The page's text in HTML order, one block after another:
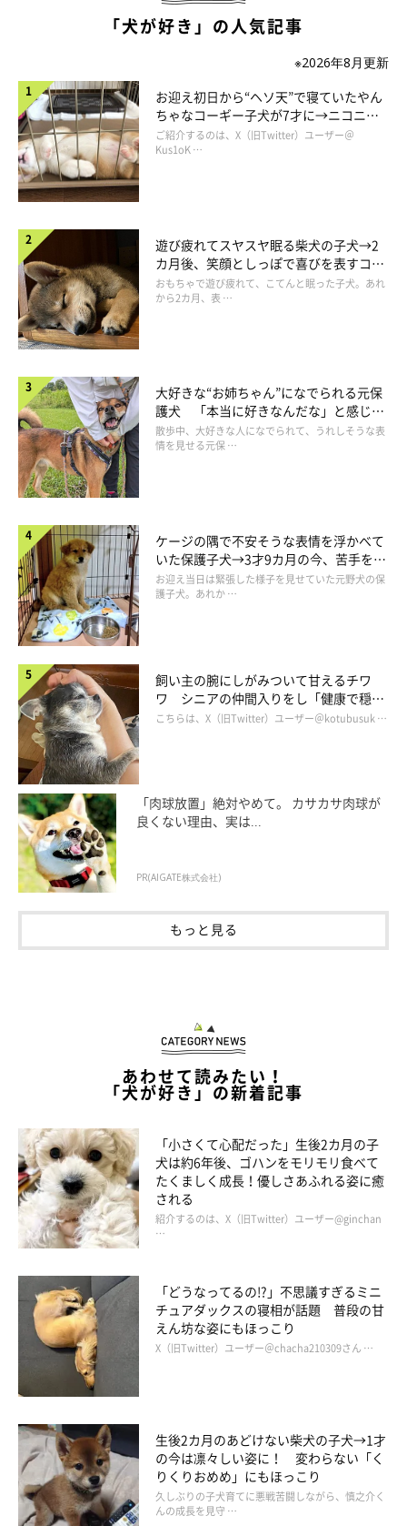
た。この行動は普段からよくします！」
抜き足差し足でゆっくりと近づき、飼い主さんが起きないか確認
しながらこっそりボールをゲットしたはるちゃん。飼い主さんは
このときのはるちゃんの心境について、「一緒に遊んでいる途中
で私が寝ていることに気がつき、今なら手からボールを取れる！
と思って作戦を決行したのでは」と分析していました。
はるちゃんについて、もっと詳しく知りた
い！
愛らしいはるちゃんの普段の様子についても、詳しく聞いてみま
飼い主さん：
「普段は静かでおとなしいですが、遊ぶとガラッと変わって大は
しゃぎします。運動が大好きで、気が済むまでボール投げをしな
いとお散歩から帰ってくれません。食いしん坊なところもあり、
す」
ボール遊びが好きだというはるちゃん。今回の動画でも、飼い主
さんが持っていたボールがどうしてもほしかったのかもしれませ
んね。
「犬が好き」の人気記事
※2026年8月更新
お迎え初日から“ヘソ天”で寝ていたやん
ちゃなコーギー子犬が7才に→ニコニ
コ“コーギースマイル”が魅力のコに成
長！
ご紹介するのは、X（旧Twitter）ユーザー＠
Kus1oK …
遊び疲れてスヤスヤ眠る柴犬の子犬→2
カ月後、笑顔としっぽで喜びを表すコに
成長！
おもちゃで遊び疲れて、こてんと眠った子犬。あれ
から2カ月、表 …
大好きな“お姉ちゃん”になでられる元保
護犬 「本当に好きなんだな」と感じる
表情にほっこり
散歩中、大好きな人になでられて、うれしそうな表
情を見せる元保 …
ケージの隅で不安そうな表情を浮かべて
いた保護子犬→3才9カ月の今、苦手を克
服し頼もしいコに成長！
お迎え当日は緊張した様子を見せていた元野犬の保
護子犬。あれか …
飼い主の腕にしがみついて甘えるチワ
ワ シニアの仲間入りをし「健康で穏や
かな暮らしが続いてほしい」と願う
こちらは、X（旧Twitter）ユーザー＠kotubusuk …
「肉球放置」絶対やめて。 カサカサ肉球が
良くない理由、実は...
PR(AIGATE株式会社)
もっと見る
あわせて読みたい！
「犬が好き」の新着記事
「小さくて心配だった」生後2カ月の子
犬は約6年後、ゴハンをモリモリ食べて
たくましく成長！優しさあふれる姿に癒
される
紹介するのは、X（旧Twitter）ユーザー@ginchan
…
「どうなってるの!?」不思議すぎるミニ
チュアダックスの寝相が話題 普段の甘
えん坊な姿にもほっこり
X（旧Twitter）ユーザー＠chacha210309さん …
生後2カ月のあどけない柴犬の子犬→1才
の今は凛々しい姿に！ 変わらない「く
りくりおめめ」にもほっこり
久しぶりの子犬育てに悪戦苦闘しながら、慎之介く
んの成長を見守 …